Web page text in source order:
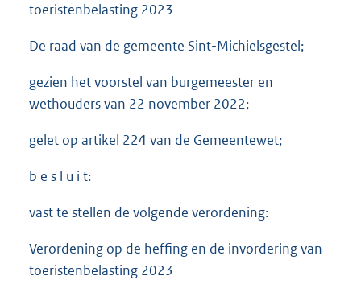
toeristenbelasting 2023
De raad van de gemeente Sint-Michielsgestel;
gezien het voorstel van burgemeester en
wethouders van 22 november 2022;
gelet op artikel 224 van de Gemeentewet;
b e s l u i t:
vast te stellen de volgende verordening:
Verordening op de heffing en de invordering van
toeristenbelasting 2023